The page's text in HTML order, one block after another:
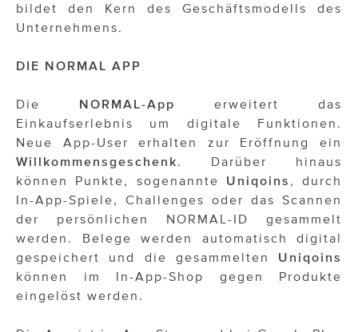
bildet den Kern des Geschäftsmodells des
Unternehmens.
DIE NORMAL APP
Die NORMAL-App
erweitert das
Einkaufserlebnis um digitale Funktionen.
Neue App-User erhalten zur Eröffnung ein
Willkommensgeschenk. Darüber hinaus
können Punkte, sogenannte Uniqoins , durch
In-App-Spiele, Challenges oder das Scannen
der persönlichen NORMAL-ID gesammelt
werden. Belege werden automatisch digital
gespeichert und die gesammelten Uniqoins
können im In-App-Shop gegen Produkte
eingelöst werden.